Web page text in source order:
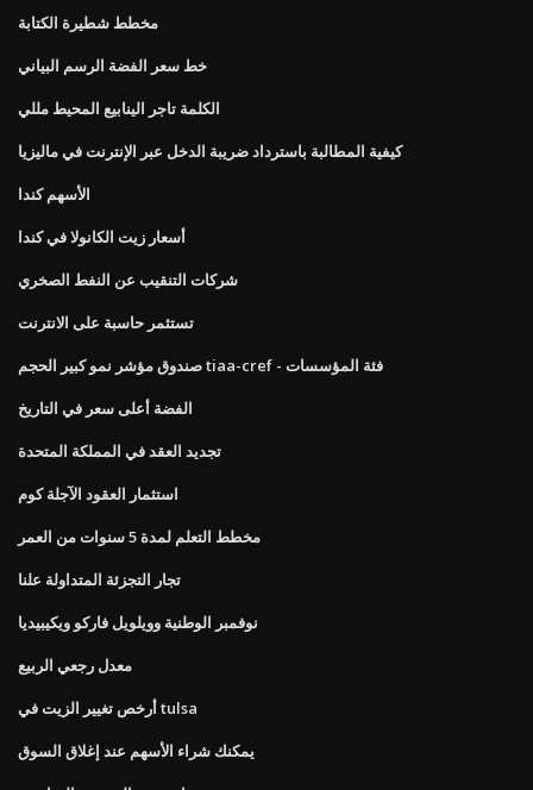
مخطط شطيرة الكتابة
خط سعر الفضة الرسم البياني
الكلمة تاجر الينابيع المحيط مللي
كيفية المطالبة باسترداد ضريبة الدخل عبر الإنترنت في ماليزيا
الأسهم كندا
أسعار زيت الكانولا في كندا
شركات التنقيب عن النفط الصخري
تستثمر حاسبة على الانترنت
صندوق مؤشر نمو كبير الحجم tiaa-cref - فئة المؤسسات
الفضة أعلى سعر في التاريخ
تجديد العقد في المملكة المتحدة
استثمار العقود الآجلة كوم
مخطط التعلم لمدة 5 سنوات من العمر
تجار التجزئة المتداولة علنا
نوفمبر الوطنية وويلويل فاركو ويكيبيديا
معدل رجعي الربيع
أرخص تغيير الزيت في tulsa
يمكنك شراء الأسهم عند إغلاق السوق